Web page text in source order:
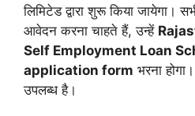
लिमिटेड द्वारा शुरू किया
आवेदन करना चाहते हैं, उन्हें
Self Employment Loan
application form भरना
उपलब्ध है।